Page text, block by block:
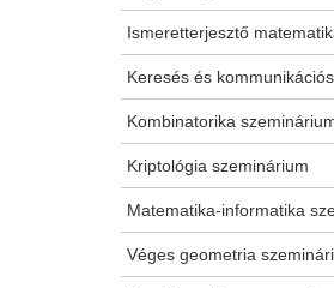
Ismeretterjesztő
Keresés és
Kombinatorika
Kriptológia szeminárium
Matematika-informatika
Véges geometria